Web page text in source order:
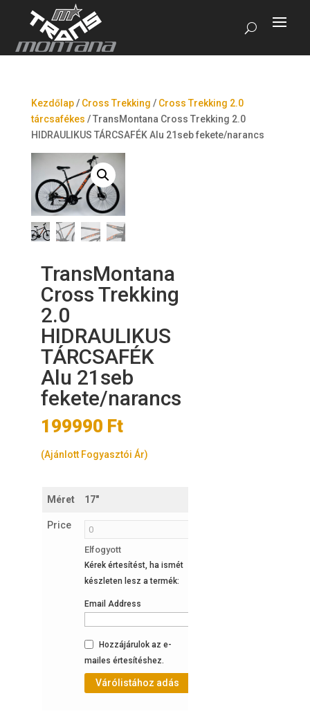
Kezdőlap/ Cross Trekking / Cross Trekking 2.0
tárcsafékes /TransMontana Cross Trekking 2.0
HIDRAULIKUS TÁRCSAFÉK Alu 21seb fekete/narancs
TransMontana
Cross Trekking
2.0
HIDRAULIKUS
TÁRCSAFÉK
Alu 21seb
fekete/narancs
199990 Ft
(Ajánlott Fogyasztói Ár)
Méret 17"
Price
Elfogyott
Kérek értesítést, ha ismét
készleten lesz a termék:
Email Address
Hozzájárulok az e-
mailes értesítéshez.
Várólistához adás